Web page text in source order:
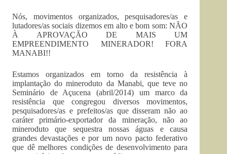
Nós, movimentos organizados, pesquisadores/as e
lutadores/as sociais dizemos em alto e bom som: NÃO
À APROVAÇÃO DE MAIS UM
EMPREENDIMENTO MINERADOR! FORA
MANABI!!
Estamos organizados em torno da resistência à
implantação do mineroduto da Manabi, que teve no
Seminário de Açucena (abril/2014) um marco da
resistência que congregou diversos movimentos,
pesquisadores/as e prefeitos/as que disseram não ao
caráter primário-exportador da mineração, não ao
mineroduto que sequestra nossas águas e causa
grandes devastações e por um novo pacto federativo
que dê melhores condições de desenvolvimento para